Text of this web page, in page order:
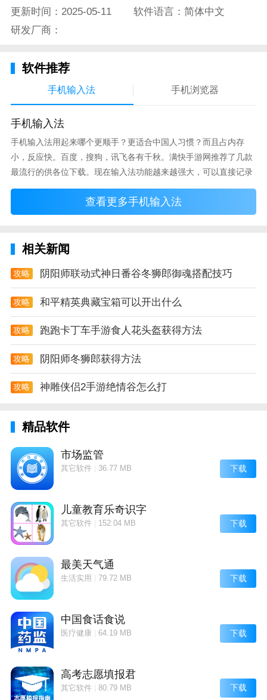
下载并按照要求完成安装允许软件使用全部的手机权限
图片那就把生成的图片移动到你相册的那个文件夹里
在线打通工程项目的建设单位施工单位分包单位班组劳
务人员等角色帮助施工单位规范管理预防纠纷积累数据
降低成本塑造品牌。
超级工具箱亮钻点评
QQ超级工具箱清爽的UI界面强大的手机装逼功能
备件管理关于设备所有备件可在移动端快速检索。出入
超级工厂app手机版是一款多功能的办公软件。超级工
厂app应用于监控设备的运行状态生产的零件供应管理
人员情况管理等提高生产效率和质量！
【文件管理】查看手机存储空间所有手机文件都可以查
看
完成注册并登录完善用户的个人信息即可开始在线选择
使用工具
处理的质量回收利用更真实；
超级工具箱亮钻介绍
1、一键快速将垃圾分类管理知道垃圾分类的情况垃圾
分类更方便提高垃圾分类的完整性；
2、服务在线交易需求方和专业工程师即时通讯达成服
务共识在线下单；
3、全面的文字编辑功能让文字的处理变得更专业提高
文字处理的质量文字处理更简单；
4、机械行业有技术有经验有特长的工程师为您专业服
务；
更新时间：2025-05-11
软件语言：简体中文
研发厂商：
软件推荐
手机输入法 手机浏览器
手机输入法
手机输入法用起来哪个更顺手？更适合中国人习惯？而且占内存
小，反应快。百度，搜狗，讯飞各有千秋。满快手游网推荐了几款
最流行的供各位下载。现在输入法功能越来越强大，可以直接记录
你常使用的词语，并且还有各种新鲜好玩的表情，一款好的输入法
直接影响到你的打字速度哦。查看更多手机输入法
相关新闻
攻略 阴阳师联动式神日番谷冬狮郎御魂搭配技巧
攻略 和平精英典藏宝箱可以开出什么
攻略 跑跑卡丁车手游食人花头盔获得方法
攻略 阴阳师冬狮郎获得方法
攻略 神雕侠侣2手游绝情谷怎么打
精品软件
市场监管
其它软件| 36.77 MB 下载
儿童教育乐奇识字
其它软件| 152.04 MB 下载
最美天气通
生活实用 79.72 MB 下载
中国食话食说
医疗健康 64.19 MB 下载
高考志愿填报君
其它软件| 80.79 MB 下载